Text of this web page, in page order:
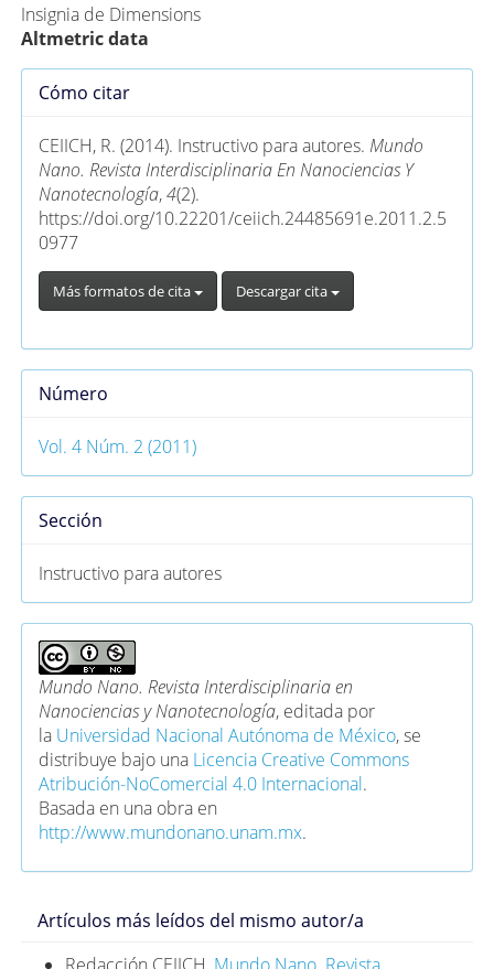
Insignia de Dimensions
Altmetric data
Detalles
artículo
Cómo citar
CEIICH, R. (2014). Instructivo para autores. Mundo
Nano. Revista Interdisciplinaria En Nanociencias Y
Nanotecnología,4(2).
https://doi.org/10.22201/ceiich.24485691e.2011.2.5
0977
Más formatos de cita Descargar cita
Número
Vol. 4 Núm. 2 (2011)
Sección
Instructivo para autores
Mundo Nano. Revista Interdisciplinaria en
Nanociencias y Nanotecnología, editada por
la Universidad Nacional Autónoma de México, se
distribuye bajo una Licencia Creative Commons
Atribución-NoComercial 4.0 Internacional.
Basada en una obra en
http://www.mundonano.unam.mx.
Artículos más leídos del mismo autor/a